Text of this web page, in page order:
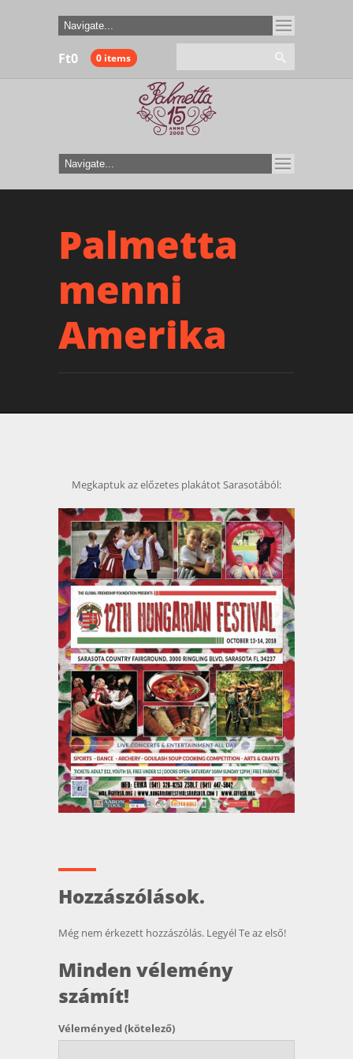
0
Ft 0 items
Palmetta
menni
Amerika
Megkaptuk az előzetes plakátot Sarasotából:
Hozzászólások.
Még nem érkezett hozzászólás. Legyél Te az első!
Minden vélemény
számít!
Véleményed(kötelező)